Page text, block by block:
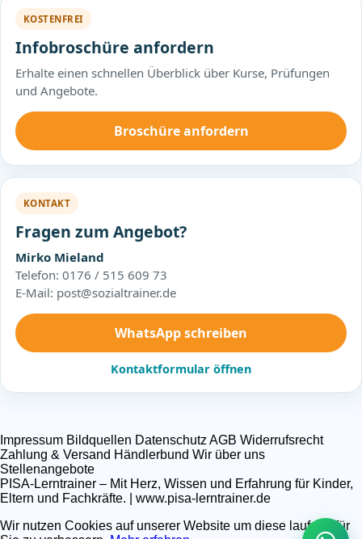
KOSTENFREI
Infobroschüre anfordern
Erhalte einen schnellen Überblick über Kurse, Prüfungen
und Angebote.
Broschüre anfordern
KONTAKT
Fragen zum Angebot?
Mirko Mieland
Telefon: 0176 / 515 609 73
E-Mail: post@sozialtrainer.de
WhatsApp schreiben
Kontaktformular öffnen
Impressum Bildquellen Datenschutz AGB Widerrufsrecht
Zahlung & Versand Händlerbund Wir über uns
Stellenangebote
PISA-Lerntrainer – Mit Herz, Wissen und Erfahrung für Kinder,
Eltern und Fachkräfte. | www.pisa-lerntrainer.de
Wir nutzen Cookies auf unserer Website um diese laufend für